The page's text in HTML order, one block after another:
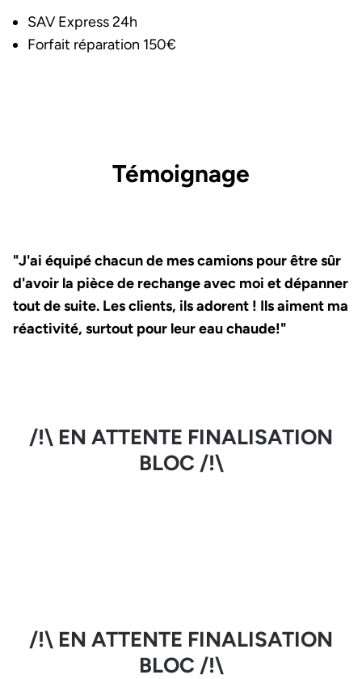
SAV Express 24h
Forfait réparation 150€
Témoignage
"J'ai équipé chacun de mes camions pour être sûr
d'avoir la pièce de rechange avec moi et dépanner
tout de suite. Les clients, ils adorent ! Ils aiment ma
réactivité, surtout pour leur eau chaude!"
/!\ EN ATTENTE FINALISATION
BLOC /!\
/!\ EN ATTENTE FINALISATION
BLOC /!\